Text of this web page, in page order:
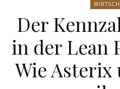
Der
in der Lean
Wie Asterix